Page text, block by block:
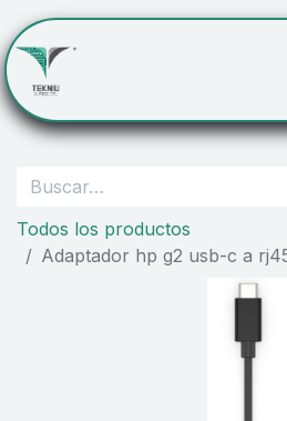
Todos los productos
Adaptador hp g2 usb-c a